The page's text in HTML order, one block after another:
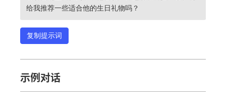
给我推荐一些适合他的生日礼物吗？
复制提示词
示例对话